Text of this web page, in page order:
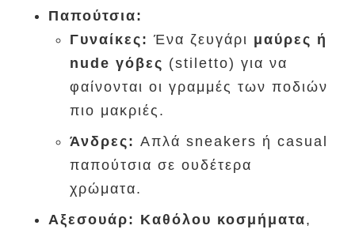
Παπούτσια:
Γυναίκες: Ένα ζευγάρι μαύρες ή
nude γόβες (stiletto) για να
φαίνονται οι γραμμές των ποδιών
πιο μακριές.
Άνδρες: Απλά sneakers ή casual
παπούτσια σε ουδέτερα
χρώματα.
Αξεσουάρ: Καθόλου κοσμήματα,